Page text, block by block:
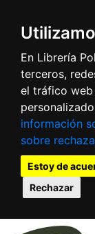
En Librería
terceros,
el tráfico
información
sobre
Estoy de
Rechazar